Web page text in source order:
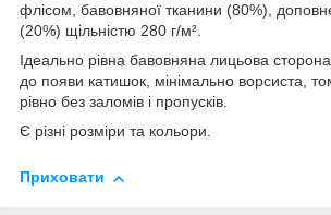
флісом, бавовняної тканини (80%),
(20%) щільністю 280 г/м².
Ідеально рівна бавовняна лицьова сторона
до появи катишок, мінімально ворсиста,
рівно без заломів і пропусків.
Є різні розміри та кольори.
Приховати